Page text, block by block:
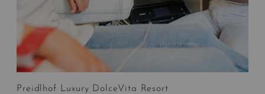
Preidlhof Luxury DolceVita Resort